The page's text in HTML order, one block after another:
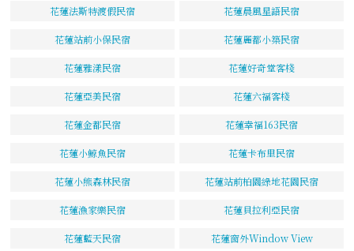
花蓮法斯特渡假民宿 花蓮晨風星語民宿
花蓮站前小保民宿 花蓮麗都小築民宿
花蓮雅漾民宿 花蓮好奇堂客棧
花蓮亞美民宿 花蓮六福客棧
花蓮金都民宿 花蓮幸福163民宿
花蓮小鯨魚民宿 花蓮卡布里民宿
花蓮小熊森林民宿 花蓮站前柏園綠地花園民宿
花蓮漁家樂民宿 花蓮貝拉利亞民宿
花蓮藍天民宿 花蓮窗外Window View